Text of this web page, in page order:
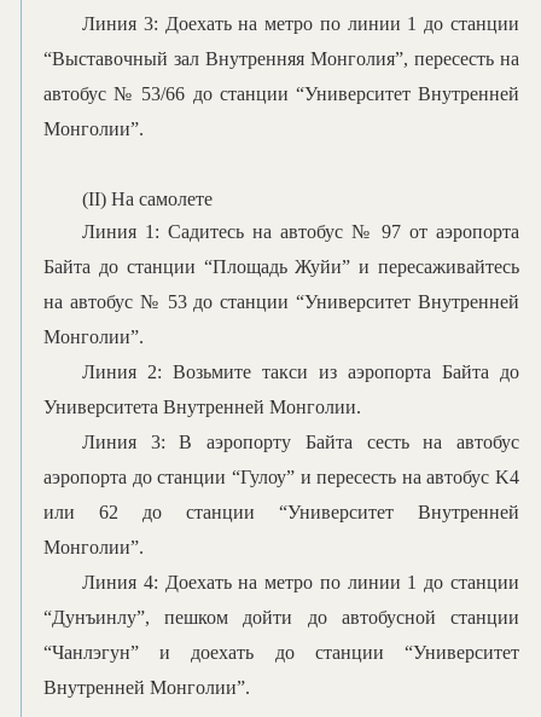
Линия 3: Доехать на метро по линии 1 до станции
“Выставочный зал Внутренняя Монголия”, пересесть на
автобус № 53/66 до станции “Университет Внутренней
Монголии”.
(II) На самолете
Линия 1: Садитесь на автобус № 97 от аэропорта
Байта до станции “Площадь Жуйи” и пересаживайтесь
на автобус № 53 до станции“Университет Внутренней
Монголии”.
Линия 2: Возьмите такси из аэропорта Байта до
Университета Внутренней Монголии.
Линия 3: В аэропорту Байта сесть на автобус
аэропорта до станции “Гулоу” и пересесть на автобус K4
или 62 до станции “Университет Внутренней
Монголии”.
Линия 4: Доехать на метро по линии 1 до станции
“Дунъинлу”, пешком дойти до автобусной станции
“Чанлэгун” и доехать до станции “Университет
Внутренней Монголии”.